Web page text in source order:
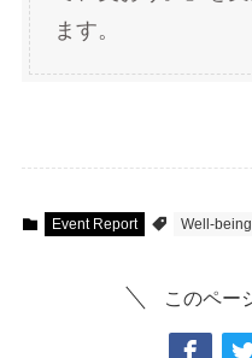
ます。
Event Report Well-being
このペー